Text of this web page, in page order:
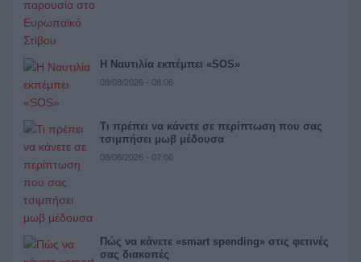
Η Ναυτιλία εκπέμπει «SOS»
08/08/2026 - 08:06
Τι πρέπει να κάνετε σε περίπτωση που σας
τσιμπήσει μωβ μέδουσα
08/08/2026 - 07:06
Πώς να κάνετε «smart spending» στις φετινές
σας διακοπές